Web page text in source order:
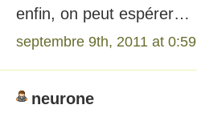
enfin, on peut espérer…
septembre 9th, 2011 at 0:59
neurone